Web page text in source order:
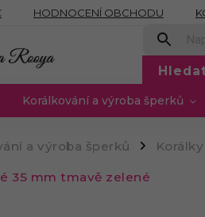
HODNOCENÍ OBCHODU
PODMÍNKY OCHRANY
Korálkování a výroba šperků
a výroba šperků / Korálky
35 mm tmavě zelené